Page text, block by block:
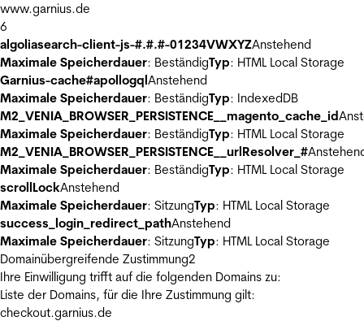
www.garnius.de
6
algoliasearch-client-js-#.#.#-01234VWXYZAnstehend
Maximale Speicherdauer: BeständigTyp: HTML Local Storage
Garnius-cache#apollogqlAnstehend
Maximale Speicherdauer: BeständigTyp: IndexedDB
M2_VENIA_BROWSER_PERSISTENCE__magento_cache_id
Maximale Speicherdauer: BeständigTyp: HTML Local Storage
M2_VENIA_BROWSER_PERSISTENCE__urlResolver_#
Maximale Speicherdauer: BeständigTyp: HTML Local Storage
scrollLockAnstehend
Maximale Speicherdauer: SitzungTyp: HTML Local Storage
success_login_redirect_pathAnstehend
Maximale Speicherdauer: SitzungTyp: HTML Local Storage
Domainübergreifende Zustimmung2
Ihre Einwilligung trifft auf die folgenden Domains zu:
Liste der Domains, für die Ihre Zustimmung gilt:
checkout.garnius.de